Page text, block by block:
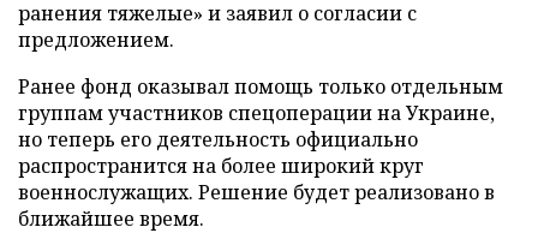
ранения тяжелые» и заявил о согласии с
предложением.
Ранее фонд оказывал помощь только отдельным
группам участников спецоперации на Украине,
но теперь его деятельность официально
распространится на более широкий круг
военнослужащих. Решение будет реализовано в
ближайшее время.